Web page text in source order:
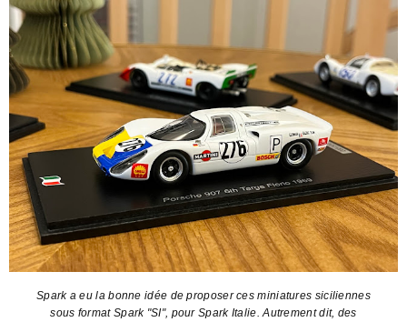
Spark a eu la bonne idée de proposer ces miniatures siciliennes
sous format Spark "SI", pour Spark Italie. Autrement dit, des